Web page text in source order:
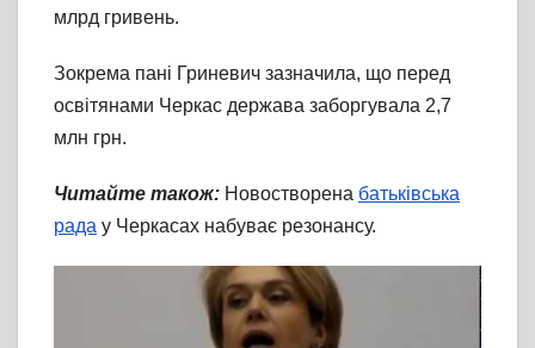
млрд гривень.
Зокрема пані Гриневич зазначила, що перед
освітянами Черкас держава заборгувала 2,7
млн грн.
Читайте також: Новостворена батьківська
рада у Черкасах набуває резонансу.